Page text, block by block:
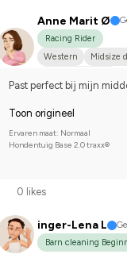
Anne Marit Ø
Racing Rider
Western
Midsize
Past perfect bij mijn
Toon origineel
Ervaren maat: Normaal
Hondentuig Base 2.0 traxx®
0 likes
inger-Lena L
Barn cleaning